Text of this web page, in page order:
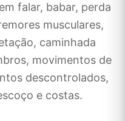
falar, babar, perda
musculares,
caminhada
movimentos de
descontrolados,
e costas.